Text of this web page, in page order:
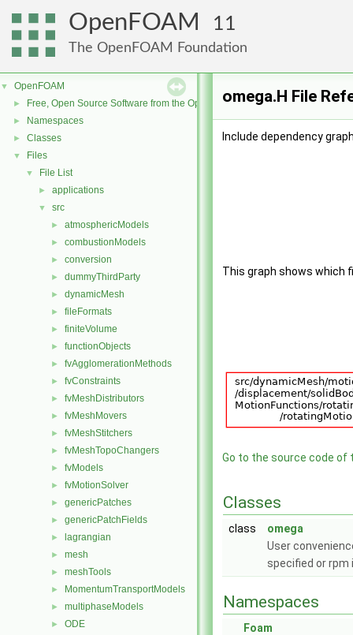
OpenFOAM 11
The OpenFOAM Foundation
▼ OpenFOAM
► Free, Open Source Software from the OpenFOAM Foundation
► Namespaces
► Classes
▼ Files
▼ File List
► applications
▼ src
► atmosphericModels
► combustionModels
► conversion
► dummyThirdParty
► dynamicMesh
► fileFormats
► finiteVolume
► functionObjects
► fvAgglomerationMethods
► fvConstraints
► fvMeshDistributors
► fvMeshMovers
► fvMeshStitchers
► fvMeshTopoChangers
► fvModels
► fvMotionSolver
► genericPatches
► genericPatchFields
► lagrangian
► mesh
► meshTools
► MomentumTransportModels
► multiphaseModels
► ODE
omega.H File
Include dependency
This graph shows which
Go to the source code of
Classes
class
omega
User
specified or
Namespaces
Foam